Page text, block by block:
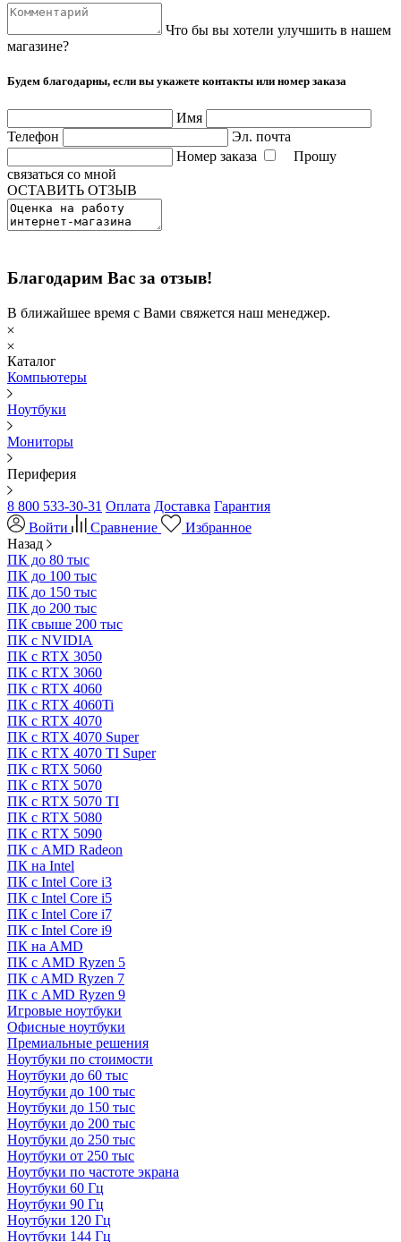
Что бы вы хотели улучшить в нашем
магазине?
Будем благодарны, если вы укажете контакты или номер заказа
Имя
Телефон
Эл. почта
Номер заказа
Прошу
связаться со мной
ОСТАВИТЬ ОТЗЫВ
Благодарим Вас за отзыв!
В ближайшее время с Вами свяжется наш менеджер.
Каталог
Компьютеры
Ноутбуки
Мониторы
Периферия
8 800 533-30-31 Оплата Доставка Гарантия
Войти
Сравнение
Избранное
Назад
ПК до 80 тыс
ПК до 100 тыс
ПК до 150 тыс
ПК до 200 тыс
ПК свыше 200 тыс
ПК с NVIDIA
ПК с RTX 3050
ПК с RTX 3060
ПК с RTX 4060
ПК с RTX 4060Ti
ПК с RTX 4070
ПК с RTX 4070 Super
ПК с RTX 4070 TI Super
ПК с RTX 5060
ПК с RTX 5070
ПК с RTX 5070 TI
ПК с RTX 5080
ПК с RTX 5090
ПК с AMD Radeon
ПК на Intel
ПК с Intel Core i3
ПК с Intel Core i5
ПК с Intel Core i7
ПК с Intel Core i9
ПК на AMD
ПК с AMD Ryzen 5
ПК c AMD Ryzen 7
ПК с AMD Ryzen 9
Игровые ноутбуки
Офисные ноутбуки
Премиальные решения
Ноутбуки по стоимости
Ноутбуки до 60 тыс
Ноутбуки до 100 тыс
Ноутбуки до 150 тыс
Ноутбуки до 200 тыс
Ноутбуки до 250 тыс
Ноутбуки от 250 тыс
Ноутбуки по частоте экрана
Ноутбуки 60 Гц
Ноутбуки 90 Гц
Ноутбуки 120 Гц
Ноутбуки 144 Гц